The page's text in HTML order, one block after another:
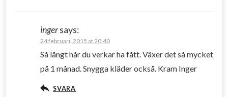
ingersays:
24 februari, 2015 at 20:40
Så långt hår du verkar ha fått. Växer det så mycket
på 1 månad. Snygga kläder också. Kram Inger
SVARA